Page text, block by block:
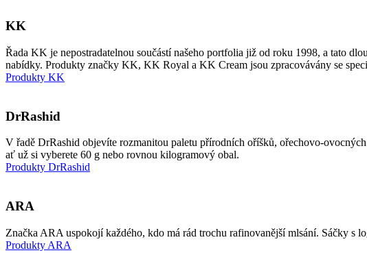
KK
Řada KK je nepostradatelnou součástí našeho portfolia již od roku 1998, a tato
nabídky. Produkty značky KK, KK Royal a KK Cream jsou zpracovávány se
Produkty KK
DrRashid
V řadě DrRashid objevíte rozmanitou paletu přírodních oříšků, ořechovo-
ať už si vyberete 60 g nebo rovnou kilogramový obal.
Produkty DrRashid
ARA
Značka ARA uspokojí každého, kdo má rád trochu rafinovanější mlsání. Sáčky s
Produkty ARA